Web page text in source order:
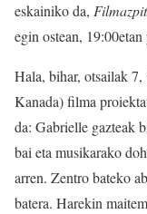
eskainiko da, Filmazpit
egin ostean,
Hala, bihar, otsailak 7,
Kanada) filma
da: Gabrielle gazteak
bai eta musikarako
arren. Zentro bateko
batera. Harekin